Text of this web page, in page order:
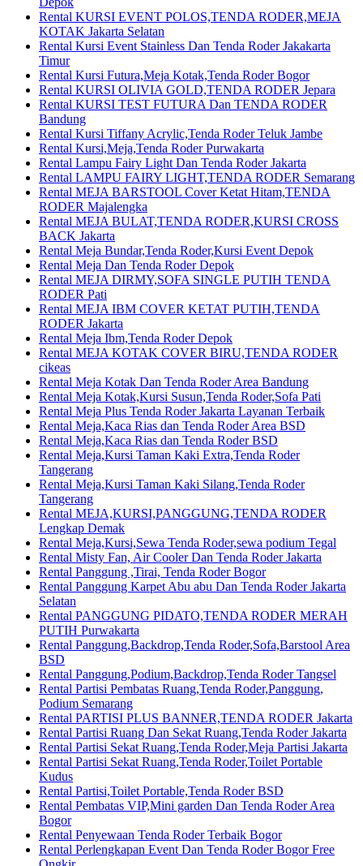
Rental KURSI EVENT POLOS,TENDA RODER,MEJA
KOTAK Jakarta Selatan
Rental Kursi Event Stainless Dan Tenda Roder Jakakarta
Timur
Rental Kursi Futura,Meja Kotak,Tenda Roder Bogor
Rental KURSI OLIVIA GOLD,TENDA RODER Jepara
Rental KURSI TEST FUTURA Dan TENDA RODER
Bandung
Rental Kursi Tiffany Acrylic,Tenda Roder Teluk Jambe
Rental Kursi,Meja,Tenda Roder Purwakarta
Rental Lampu Fairy Light Dan Tenda Roder Jakarta
Rental LAMPU FAIRY LIGHT,TENDA RODER Semarang
Rental MEJA BARSTOOL Cover Ketat Hitam,TENDA
RODER Majalengka
Rental MEJA BULAT,TENDA RODER,KURSI CROSS
BACK Jakarta
Rental Meja Bundar,Tenda Roder,Kursi Event Depok
Rental Meja Dan Tenda Roder Depok
Rental MEJA DIRMY,SOFA SINGLE PUTIH TENDA
RODER Pati
Rental MEJA IBM COVER KETAT PUTIH,TENDA
RODER Jakarta
Rental Meja Ibm,Tenda Roder Depok
Rental MEJA KOTAK COVER BIRU,TENDA RODER
cikeas
Rental Meja Kotak Dan Tenda Roder Area Bandung
Rental Meja Kotak,Kursi Susun,Tenda Roder,Sofa Pati
Rental Meja Plus Tenda Roder Jakarta Layanan Terbaik
Rental Meja,Kaca Rias dan Tenda Roder Area BSD
Rental Meja,Kaca Rias dan Tenda Roder BSD
Rental Meja,Kursi Taman Kaki Extra,Tenda Roder
Tangerang
Rental Meja,Kursi Taman Kaki Silang,Tenda Roder
Tangerang
Rental MEJA,KURSI,PANGGUNG,TENDA RODER
Lengkap Demak
Rental Meja,Kursi,Sewa Tenda Roder,sewa podium Tegal
Rental Misty Fan, Air Cooler Dan Tenda Roder Jakarta
Rental Panggung ,Tirai, Tenda Roder Bogor
Rental Panggung Karpet Abu abu Dan Tenda Roder Jakarta
Selatan
Rental PANGGUNG PIDATO,TENDA RODER MERAH
PUTIH Purwakarta
Rental Panggung,Backdrop,Tenda Roder,Sofa,Barstool Area
BSD
Rental Panggung,Podium,Backdrop,Tenda Roder Tangsel
Rental Partisi Pembatas Ruang,Tenda Roder,Panggung,
Podium Semarang
Rental PARTISI PLUS BANNER,TENDA RODER Jakarta
Rental Partisi Ruang Dan Sekat Ruang,Tenda Roder Jakarta
Rental Partisi Sekat Ruang,Tenda Roder,Meja Partisi Jakarta
Rental Partisi Sekat Ruang,Tenda Roder,Toilet Portable
Kudus
Rental Partisi,Toilet Portable,Tenda Roder BSD
Rental Pembatas VIP,Mini garden Dan Tenda Roder Area
Bogor
Rental Penyewaan Tenda Roder Terbaik Bogor
Rental Perlengkapan Event Dan Tenda Roder Bogor Free